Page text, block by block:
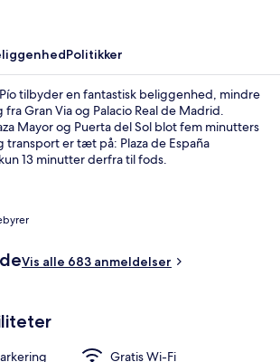
Politikker
tilbyder en fantastisk beliggenhed, mindre
Gran Via og Palacio Real de Madrid.
Mayor og Puerta del Sol blot fem minutters
er tæt på: Plaza de España
13 minutter derfra til fods.
Vis alle 683 anmeldelser
Gratis Wi-Fi